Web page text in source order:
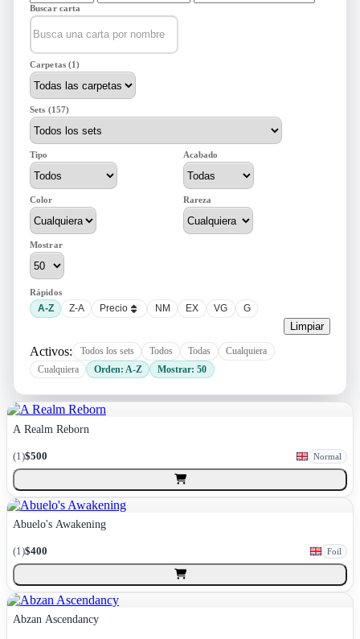
Buscar carta
Carpetas (1)
Sets (157)
Tipo Acabado
Color Rareza
Mostrar
Rápidos
A-Z Z-A Precio NM EX VG G
Limpiar
Activos: Todos los sets Todos Todas
Cualquiera
Cualquiera
Orden: A-Z Mostrar: 50
A Realm Reborn
(1)$500 Normal
Abuelo's Awakening
(1)$400 Foil
Abzan Ascendancy